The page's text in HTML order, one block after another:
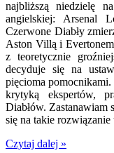
najbliższą niedzielę
angielskiej: Arsenal
Czerwone Diabły
Aston Villą i
z teoretycznie
decyduje się na
pięcioma
krytyką ekspertów,
Diabłów. Zastanawiam
się na takie rozwiązanie
Czytaj dalej »